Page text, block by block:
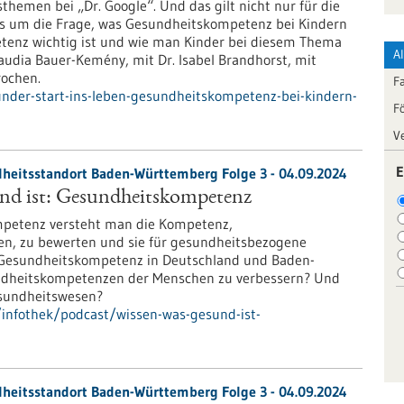
bei „Dr. Google“. Und das gilt nicht nur für die
um die Frage, was Gesundheitskompetenz bei Kindern
wichtig ist und wie man Kinder bei diesem Thema
Bauer-Kemény, mit Dr. Isabel Brandhorst, mit
start-ins-leben-gesundheitskompetenz-bei-kindern-
Baden-Württemberg Folge 3 - 04.09.2024
ist: Gesundheitskompetenz
versteht man die Kompetenz,
zu bewerten und sie für gesundheitsbezogene
in Deutschland und Baden-
der Menschen zu verbessern? Und
podcast/wissen-was-gesund-ist-
Baden-Württemberg Folge 3 - 04.09.2024